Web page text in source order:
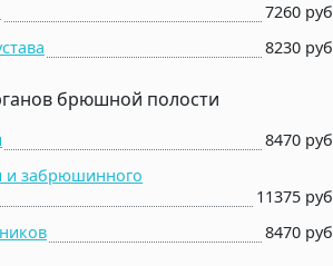
7260
8230
брюшной полости
8470
забрюшинного
11375
8470